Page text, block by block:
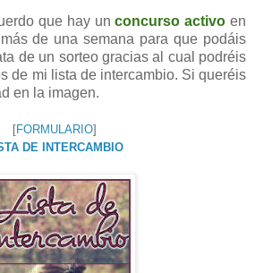
que hay unconcurso activo en
de una semana para que podáis
de un sorteo gracias al cual podréis
de mi lista de intercambio. Si queréis
en la imagen.
[FORMULARIO]
DE INTERCAMBIO